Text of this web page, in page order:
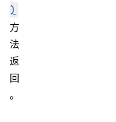
)
方
法
返
回
。